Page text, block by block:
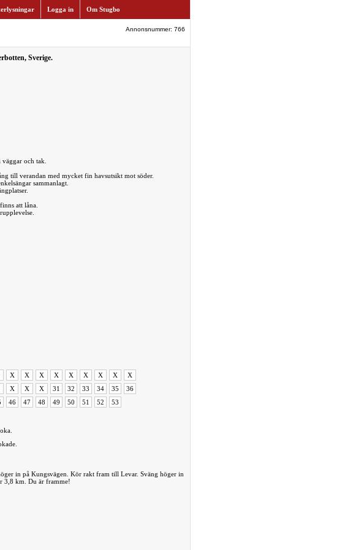
Logga in Om Stugbo
Annonsnummer: 766
Sverige.
och tak.
till verandan med mycket fin havsutsikt mot söder.
sammanlagt.
att låna.
X X X X X X X X
X
X X X 31 32 33 34 35
36
46 47 48 49 50 51 52 53
in på Kungsvägen. Kör rakt fram till Levar. Sväng höger in
3,8 km. Du är framme!